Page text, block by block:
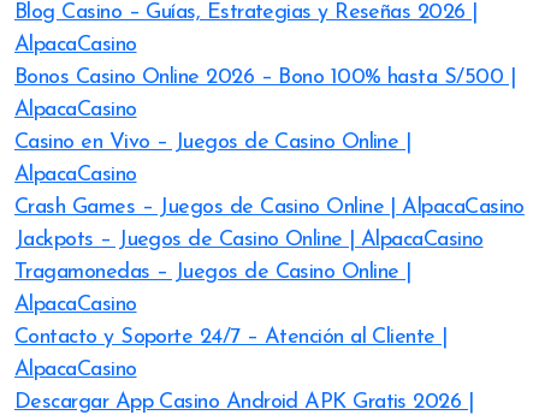
Blog Casino – Guías, Estrategias y Reseñas 2026 |
AlpacaCasino
Bonos Casino Online 2026 – Bono 100% hasta S/500 |
AlpacaCasino
Casino en Vivo – Juegos de Casino Online |
AlpacaCasino
Crash Games – Juegos de Casino Online | AlpacaCasino
Jackpots – Juegos de Casino Online | AlpacaCasino
Tragamonedas – Juegos de Casino Online |
AlpacaCasino
Contacto y Soporte 24/7 – Atención al Cliente |
AlpacaCasino
Descargar App Casino Android APK Gratis 2026 |